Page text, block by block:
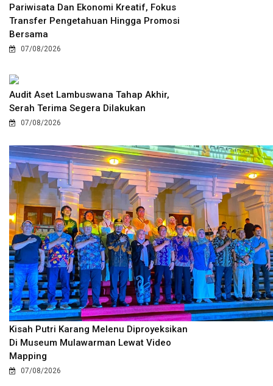
Pariwisata Dan Ekonomi Kreatif, Fokus
Transfer Pengetahuan Hingga Promosi
Bersama
07/08/2026
Audit Aset Lambuswana Tahap Akhir,
Serah Terima Segera Dilakukan
07/08/2026
Kisah Putri Karang Melenu Diproyeksikan
Di Museum Mulawarman Lewat Video
Mapping
07/08/2026